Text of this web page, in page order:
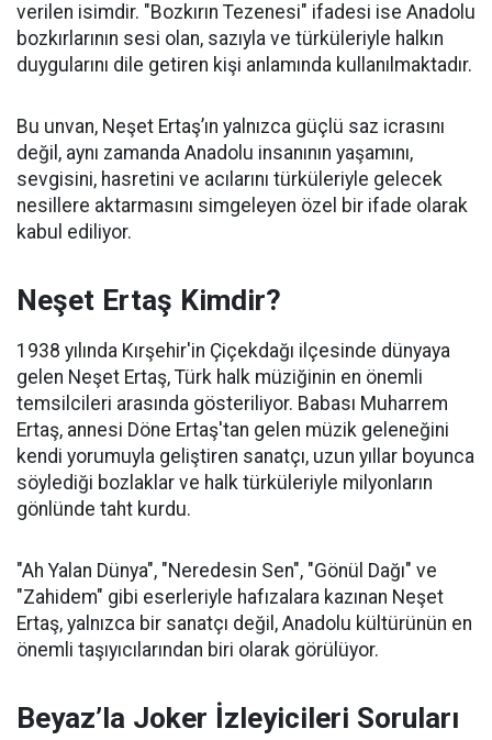
verilen isimdir. "Bozkırın Tezenesi" ifadesi ise Anadolu
bozkırlarının sesi olan, sazıyla ve türküleriyle halkın
duygularını dile getiren kişi anlamında kullanılmaktadır.
Bu unvan, Neşet Ertaş’ın yalnızca güçlü saz icrasını
değil, aynı zamanda Anadolu insanının yaşamını,
sevgisini, hasretini ve acılarını türküleriyle gelecek
nesillere aktarmasını simgeleyen özel bir ifade olarak
kabul ediliyor.
Neşet Ertaş Kimdir?
1938 yılında Kırşehir'in Çiçekdağı ilçesinde dünyaya
gelen Neşet Ertaş, Türk halk müziğinin en önemli
temsilcileri arasında gösteriliyor. Babası Muharrem
Ertaş, annesi Döne Ertaş'tan gelen müzik geleneğini
kendi yorumuyla geliştiren sanatçı, uzun yıllar boyunca
söylediği bozlaklar ve halk türküleriyle milyonların
gönlünde taht kurdu.
"Ah Yalan Dünya", "Neredesin Sen", "Gönül Dağı" ve
"Zahidem" gibi eserleriyle hafızalara kazınan Neşet
Ertaş, yalnızca bir sanatçı değil, Anadolu kültürünün en
önemli taşıyıcılarından biri olarak görülüyor.
Beyaz’la Joker İzleyicileri Soruları